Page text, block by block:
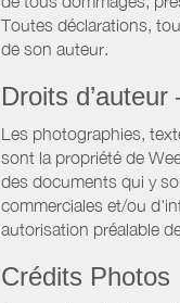
Toutes déclarations,
de son auteur.
Droits
Les photographies,
sont la propriété de
des documents qui y
commerciales et/ou
autorisation préalable
Crédits Photos